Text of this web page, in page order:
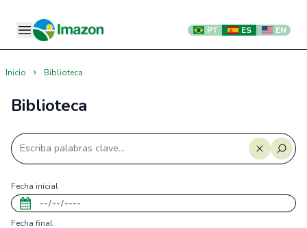
PT ES EN
Inicio › Biblioteca
Biblioteca
Fecha inicial
Fecha final